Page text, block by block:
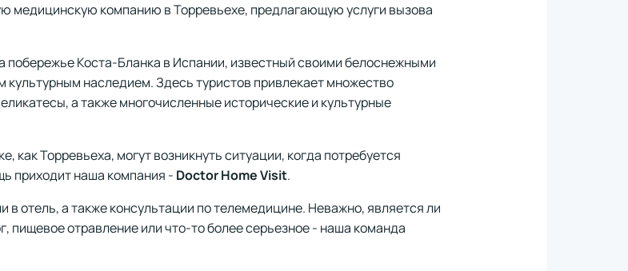
медицинскую компанию в Торревьехе, предлагающую услуги вызова
побережье Коста-Бланка в Испании, известный своими белоснежными
наследием. Здесь туристов привлекает множество
а также многочисленные исторические и культурные
как Торревьеха, могут возникнуть ситуации, когда потребуется
приходит наша компания - Doctor Home Visit.
отель, а также консультации по телемедицине. Неважно, является ли
пищевое отравление или что-то более серьезное - наша команда